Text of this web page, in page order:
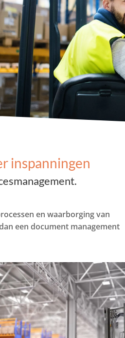
inspanningen
.
en waarborging van
een document management